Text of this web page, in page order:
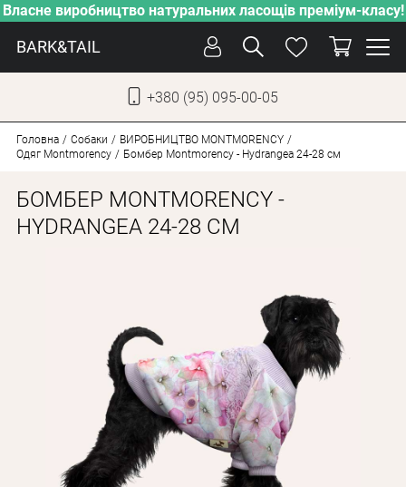
Власне виробництво натуральних ласощів преміум-класу!
BARK&TAIL
+380 (95) 095-00-05
ДОГЛЯД
ПІКЛУВАННЯ
ДЛЯ КОТІВ
Оплата і доставка
Програма лояльності
Про Нас
Головна Собаки
ВИРОБНИЦТВО MONTMORENCY
Одяг Montmorency
Бомбер Montmorency - Hydrangea 24-28 см
БОМБЕР MONTMORENCY -
HYDRANGEA 24-28 СМ